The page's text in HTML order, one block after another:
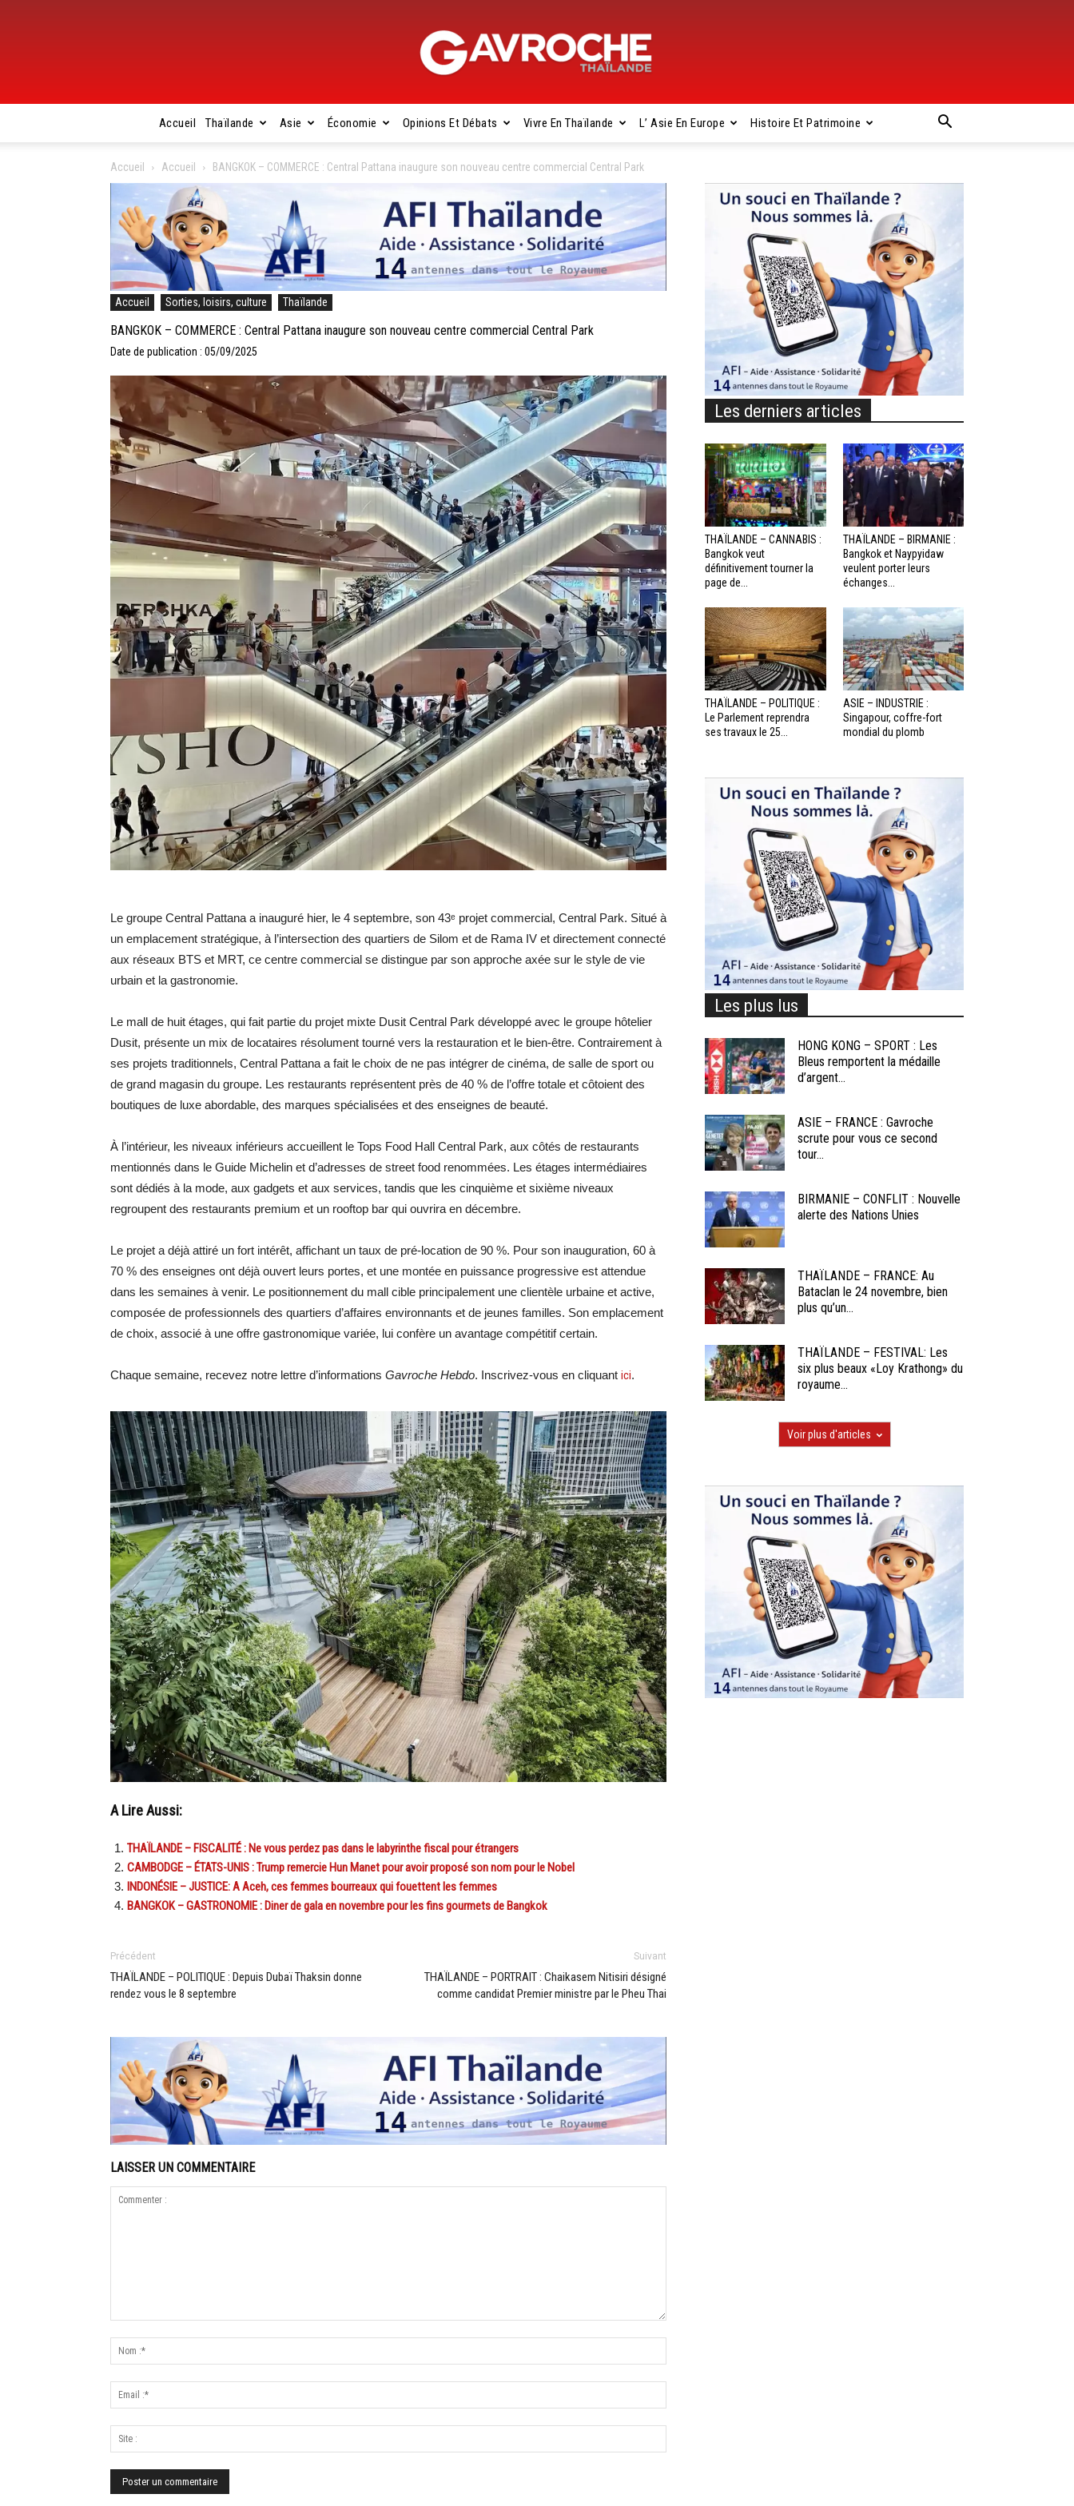
Gavroche
Thaïlande
Accueil Thaïlande Asie Économie Opinions Et Débats Vivre En Thaïlande L’ Asie En Europe Histoire Et Patrimoine
Accueil Accueil BANGKOK – COMMERCE : Central Pattana inaugure son nouveau centre commercial Central Park
Accueil Sorties, loisirs, culture Thaïlande
BANGKOK – COMMERCE : Central Pattana inaugure son nouveau centre commercial Central Park
Date de publication : 05/09/2025
Le groupe Central Pattana a inauguré hier, le 4 septembre, son 43ᵉ projet commercial, Central Park. Situé à
un emplacement stratégique, à l’intersection des quartiers de Silom et de Rama IV et directement connecté
aux réseaux BTS et MRT, ce centre commercial se distingue par son approche axée sur le style de vie
urbain et la gastronomie.
Le mall de huit étages, qui fait partie du projet mixte Dusit Central Park développé avec le groupe hôtelier
Dusit, présente un mix de locataires résolument tourné vers la restauration et le bien-être. Contrairement à
ses projets traditionnels, Central Pattana a fait le choix de ne pas intégrer de cinéma, de salle de sport ou
de grand magasin du groupe. Les restaurants représentent près de 40 % de l’offre totale et côtoient des
boutiques de luxe abordable, des marques spécialisées et des enseignes de beauté.
À l’intérieur, les niveaux inférieurs accueillent le Tops Food Hall Central Park, aux côtés de restaurants
mentionnés dans le Guide Michelin et d’adresses de street food renommées. Les étages intermédiaires
sont dédiés à la mode, aux gadgets et aux services, tandis que les cinquième et sixième niveaux
regroupent des restaurants premium et un rooftop bar qui ouvrira en décembre.
Le projet a déjà attiré un fort intérêt, affichant un taux de pré-location de 90 %. Pour son inauguration, 60 à
70 % des enseignes ont déjà ouvert leurs portes, et une montée en puissance progressive est attendue
dans les semaines à venir. Le positionnement du mall cible principalement une clientèle urbaine et active,
composée de professionnels des quartiers d’affaires environnants et de jeunes familles. Son emplacement
de choix, associé à une offre gastronomique variée, lui confère un avantage compétitif certain.
Chaque semaine, recevez notre lettre d’informations Gavroche Hebdo. Inscrivez-vous en cliquant ici.
A Lire Aussi:
THAÏLANDE – FISCALITÉ : Ne vous perdez pas dans le labyrinthe fiscal pour étrangers
CAMBODGE – ÉTATS-UNIS : Trump remercie Hun Manet pour avoir proposé son nom pour le Nobel
INDONÉSIE – JUSTICE: A Aceh, ces femmes bourreaux qui fouettent les femmes
BANGKOK – GASTRONOMIE : Diner de gala en novembre pour les fins gourmets de Bangkok
Précédent
THAÏLANDE – POLITIQUE : Depuis Dubaï Thaksin donne
rendez vous le 8 septembre
Suivant
THAÏLANDE – PORTRAIT : Chaikasem Nitisiri désigné
comme candidat Premier ministre par le Pheu Thai
LAISSER UN COMMENTAIRE
Les derniers articles
THAÏLANDE – CANNABIS :
Bangkok veut
définitivement tourner la
page de...
THAÏLANDE – BIRMANIE :
Bangkok et Naypyidaw
veulent porter leurs
échanges...
THAÏLANDE – POLITIQUE :
Le Parlement reprendra
ses travaux le 25...
ASIE – INDUSTRIE :
Singapour, coffre-fort
mondial du plomb
Les plus lus
HONG KONG – SPORT : Les
Bleus remportent la médaille
d’argent...
ASIE – FRANCE : Gavroche
scrute pour vous ce second
tour...
BIRMANIE – CONFLIT : Nouvelle
alerte des Nations Unies
THAÏLANDE – FRANCE: Au
Bataclan le 24 novembre, bien
plus qu’un...
THAÏLANDE – FESTIVAL: Les
six plus beaux «Loy Krathong» du
royaume...
Voir plus d'articles